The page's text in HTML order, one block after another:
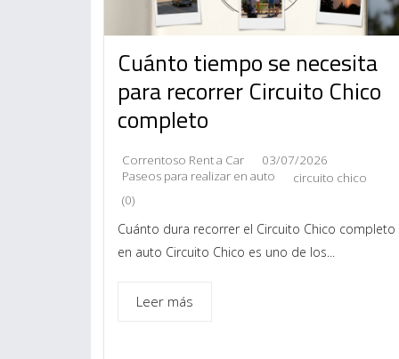
Cuánto tiempo se necesita
para recorrer Circuito Chico
completo
Correntoso Rent a Car
03/07/2026
Paseos para realizar en auto
circuito chico
(0)
Cuánto dura recorrer el Circuito Chico completo
en auto Circuito Chico es uno de los...
Leer más